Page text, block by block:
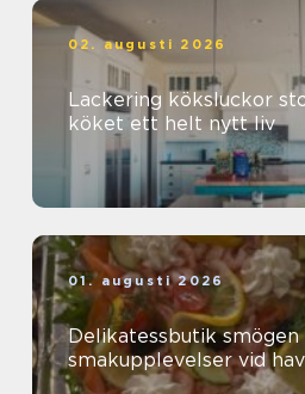
02. augusti 2026
Lackering köksluckor
köket ett helt nytt liv
01. augusti 2026
Delikatessbutik smögen
smakupplevelser vid